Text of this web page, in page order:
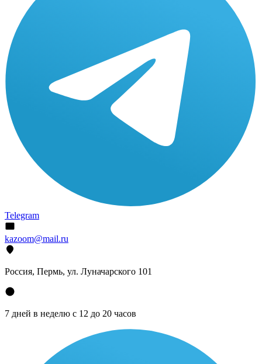
Telegram
kazoom@mail.ru
Россия, Пермь, ул. Луначарского 101
7 дней в неделю с 12 до 20 часов